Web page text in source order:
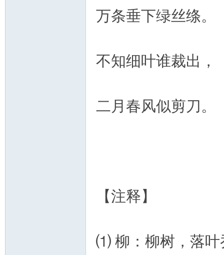
万条垂下绿丝绦。
不知细叶谁裁出，
二月春风似剪刀。
【注释】
⑴ 柳：柳树，落叶